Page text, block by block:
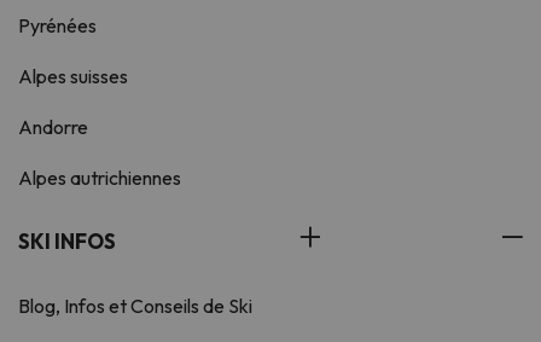
Pyrénées
Alpes suisses
Andorre
Alpes autrichiennes
SKI INFOS
Blog, Infos et Conseils de Ski